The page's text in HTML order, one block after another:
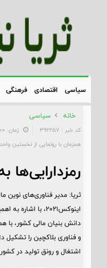
سیاسی اقتصادی فرهنگی
خانه سیاسی
کد خبر : 392257 زمان: ۱۵:۴۲:۰۰ - تاریخ: ۱۴۰۰/۰۹/۲۰
همزمان با رونمایی از نخستین واحد
ثریا: مدیر فناوری‌های
اینوکس۲۰۲۱، با
دانش بنیان مالی کشور، با
و فناوری بلاکچین را تشکیل
اشتغال و رونق تولید در